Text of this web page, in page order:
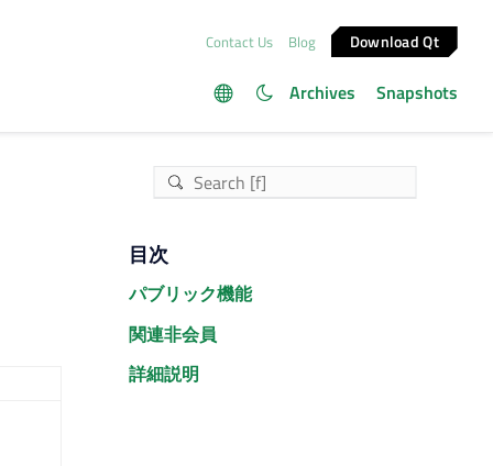
Contact Us Blog Download Qt
Archives Snapshots
目次
パブリック機能
関連非会員
詳細説明